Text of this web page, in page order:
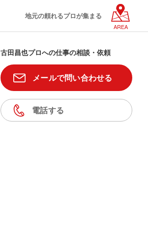
地元の頼れるプロが集まる
AREA
古田昌也プロへの仕事の相談・依頼
メールで問い合わせる
電話する